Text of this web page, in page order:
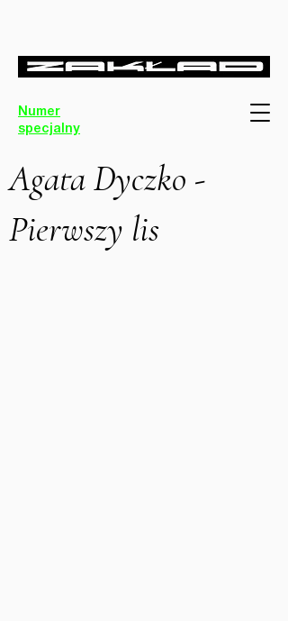
Numer
specjalny
Agata Dyczko -
Pierwszy lis